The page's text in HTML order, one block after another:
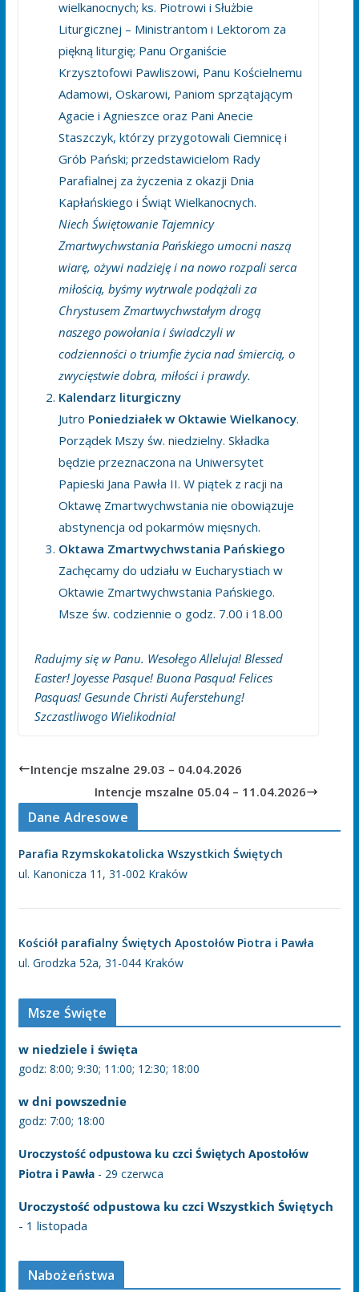
wielkanocnych; ks. Piotrowi i Służbie
Liturgicznej – Ministrantom i Lektorom za
piękną liturgię; Panu Organiście
Krzysztofowi Pawliszowi, Panu Kościelnemu
Adamowi, Oskarowi, Paniom sprzątającym
Agacie i Agnieszce oraz Pani Anecie
Staszczyk, którzy przygotowali Ciemnicę i
Grób Pański; przedstawicielom Rady
Parafialnej za życzenia z okazji Dnia
Kapłańskiego i Świąt Wielkanocnych.
Niech Świętowanie Tajemnicy
Zmartwychwstania Pańskiego umocni naszą
wiarę, ożywi nadzieję i na nowo rozpali serca
miłością, byśmy wytrwale podążali za
Chrystusem Zmartwychwstałym drogą
naszego powołania i świadczyli w
codzienności o triumfie życia nad śmiercią, o
zwycięstwie dobra, miłości i prawdy.
Kalendarz liturgiczny
Jutro Poniedziałek w Oktawie Wielkanocy.
Porządek Mszy św. niedzielny. Składka
będzie przeznaczona na Uniwersytet
Papieski Jana Pawła II. W piątek z racji na
Oktawę Zmartwychwstania nie obowiązuje
abstynencja od pokarmów mięsnych.
Oktawa Zmartwychwstania Pańskiego
Zachęcamy do udziału w Eucharystiach w
Oktawie Zmartwychwstania Pańskiego.
Msze św. codziennie o godz. 7.00 i 18.00
Radujmy się w Panu. Wesołego Alleluja! Blessed
Easter! Joyesse Pasque! Buona Pasqua! Felices
Pasquas! Gesunde Christi Auferstehung!
Szczastliwogo Wielikodnia!
Intencje mszalne 29.03 – 04.04.2026
Intencje mszalne 05.04 – 11.04.2026
Dane Adresowe
Parafia Rzymskokatolicka Wszystkich Świętych
ul. Kanonicza 11, 31-002 Kraków
Kościół parafialny Świętych Apostołów Piotra i Pawła
ul. Grodzka 52a, 31-044 Kraków
Msze Święte
w niedziele i święta
godz: 8:00; 9:30; 11:00; 12:30; 18:00
w dni powszednie
godz: 7:00; 18:00
Uroczystość odpustowa ku czci Świętych Apostołów
Piotra i Pawła- 29 czerwca
Uroczystość odpustowa ku czci Wszystkich Świętych
- 1 listopada
Nabożeństwa